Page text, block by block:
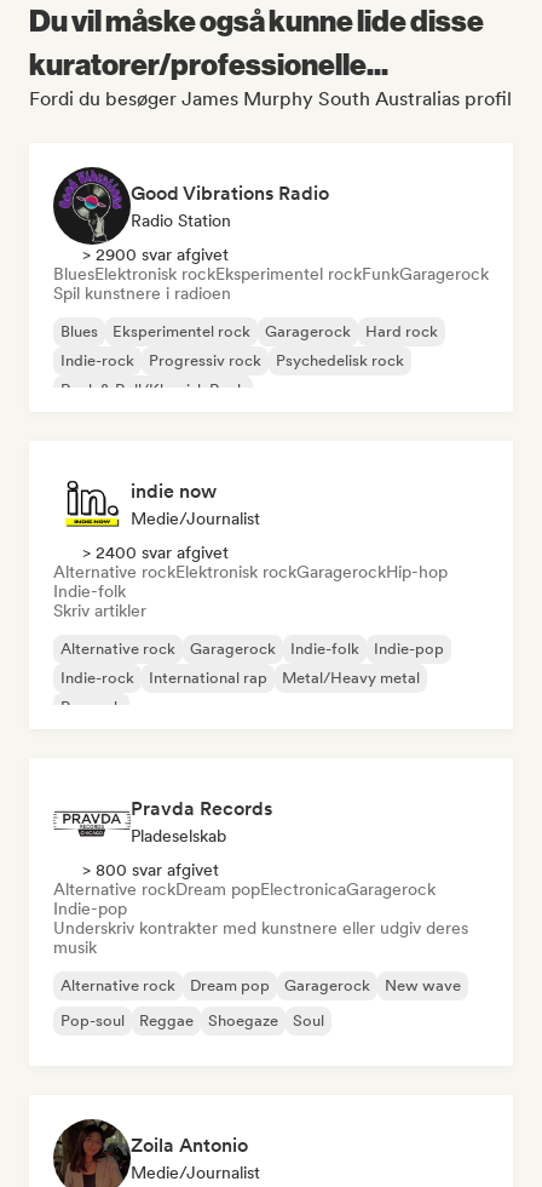
Du vil måske også kunne lide disse
kuratorer/professionelle...
Fordi du besøger James Murphy South Australias profil
Good Vibrations Radio
Radio Station
> 2900 svar afgivet
BluesElektronisk rockEksperimentel rockFunkGaragerock
Spil kunstnere i radioen
Blues Eksperimentel rock Garagerock
Hard rock
Indie-rock
Progressiv rock
Psychedelisk rock
Rock & Roll/Klassisk Rock
indie now
Medie/journalist
> 2400 svar afgivet
Alternative rockElektronisk rockGaragerockHip-hop
Indie-folk
Skriv artikler
Alternative rock Garagerock Indie-folk
Indie-pop
Indie-rock
International rap
Metal/Heavy metal
Poprock
Pravda Records
Pladeselskab
> 800 svar afgivet
Alternative rockDream popElectronicaGaragerock
Indie-pop
Underskriv kontrakter med kunstnere eller udgiv deres
musik
Alternative rock Dream pop Garagerock
New wave
Pop-soul
Reggae Shoegaze Soul
Zoila Antonio
Medie/journalist